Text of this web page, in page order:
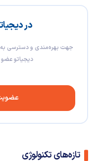
در
جهت بهره‌مندی و دسترسی
دیجیاتو
تازه‌های تکنولوژی